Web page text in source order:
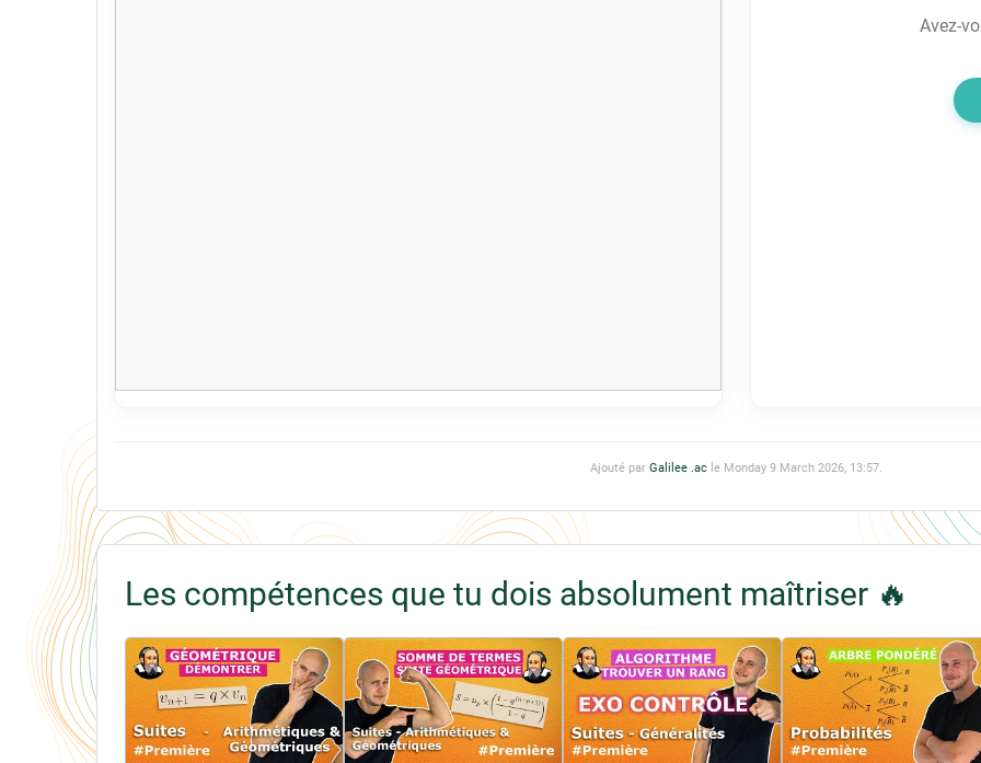
Avez-
Ajouté par Galilee .acle Monday 9 March 2026, 13:57.
Les compétences que tu dois absolument maîtriser 🔥